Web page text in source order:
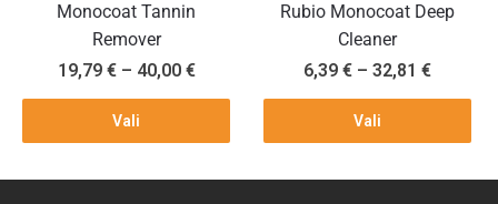
Monocoat Tannin
Remover
19,79 € – 40,00 €
Vali
Rubio Monocoat Deep
Cleaner
6,39€ – 32,81€
Vali